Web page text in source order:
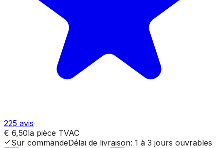
225 avis
€ 6,50la pièce TVAC
Sur commandeDélai de livraison: 1 à 3 jours ouvrables